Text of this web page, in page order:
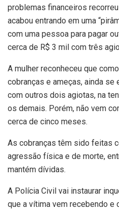
problemas financeiros
acabou entrando em uma
com uma pessoa para pagar
cerca de R$ 3 mil com três
A mulher reconheceu que
cobranças e ameças, ainda
com outros dois agiotas, na
os demais. Porém, não vem
cerca de cinco meses.
As cobranças têm sido feitas
agressão física e de morte,
mantém dívidas.
A Polícia Civil vai instaurar
que a vítima vem recebendo